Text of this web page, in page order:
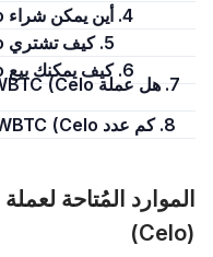
4. أين يمكن شراء Celo Bridged WBTC (Celo)؟
5. كيف تشتري Celo Bridged WBTC (Celo)؟
6. كيف يمكنك بيع Celo Bridged WBTC (Celo)؟
8. كم عدد Celo Bridged WBTC (Celo) المتوفر حاليًا؟
(Celo)